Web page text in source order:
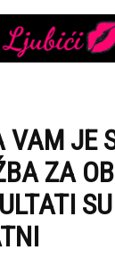
VAM JE
ZA
SU